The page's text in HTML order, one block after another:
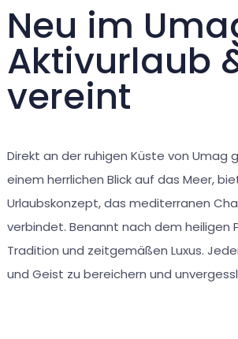
Neu im
Aktivurlaub
vereint
Direkt an der ruhigen Küste von
einem herrlichen Blick auf das Meer,
Urlaubskonzept, das mediterranen
verbindet. Benannt nach dem heiligen
Tradition und zeitgemäßen Luxus.
und Geist zu bereichern und